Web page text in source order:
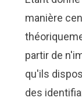
manière
partir de
qu'ils
des